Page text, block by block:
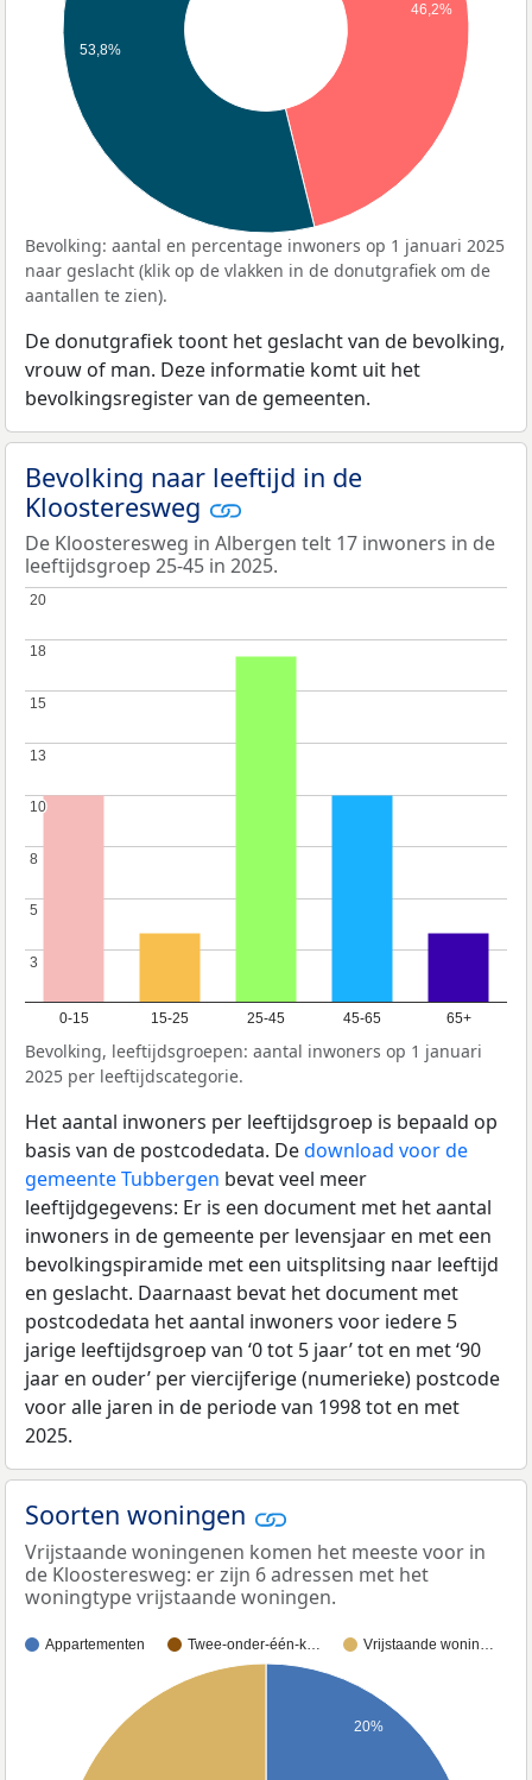
46,2%
53,8%
Bevolking: aantal en percentage inwoners op 1 januari 2025
naar geslacht (klik op de vlakken in de donutgrafiek om de
aantallen te zien).
De donutgrafiek toont het geslacht van de bevolking,
vrouw of man. Deze informatie komt uit het
bevolkingsregister van de gemeenten.
Bevolking naar leeftijd in de
Kloosteresweg
De Kloosteresweg in Albergen telt 17 inwoners in de
leeftijdsgroep 25-45 in 2025.
0-15 15-25 25-45 45-65 65+
3
3
5
5
8
8
10
10
13
13
15
15
18
18
20
20
Bevolking, leeftijdsgroepen: aantal inwoners op 1 januari
2025 per leeftijdscategorie.
Het aantal inwoners per leeftijdsgroep is bepaald op
basis van de postcodedata. Dedownload voor de
gemeente Tubbergen bevat veel meer
leeftijdgegevens: Er is een document met het aantal
inwoners in de gemeente per levensjaar en met een
bevolkingspiramide met een uitsplitsing naar leeftijd
en geslacht. Daarnaast bevat het document met
postcodedata het aantal inwoners voor iedere 5
jarige leeftijdsgroep van ‘0 tot 5 jaar’ tot en met ‘90
jaar en ouder’ per viercijferige (numerieke) postcode
voor alle jaren in de periode van 1998 tot en met
2025.
Soorten woningen
Vrijstaande woningenen komen het meeste voor in
de Kloosteresweg: er zijn 6 adressen met het
woningtype vrijstaande woningen.
Appartementen Twee-onder-één-k… Vrijstaande wonin…
20%